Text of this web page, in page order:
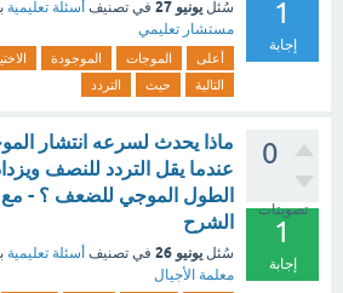
1
إجابة
سُئل يونيو 27 في تصنيف أسئلة تعليمية
مستشار تعليمي
أعلى الموجات الموجودة
التالية
حيث التردد
0
تصويتات
1
إجابة
ماذا يحدث لسرعه انتشار
عندما يقل التردد للنصف
الطول الموجي للضعف ؟ - مع
الشرح
سُئل يونيو 26 في تصنيف أسئلة تعليمية
معلمة الأجيال